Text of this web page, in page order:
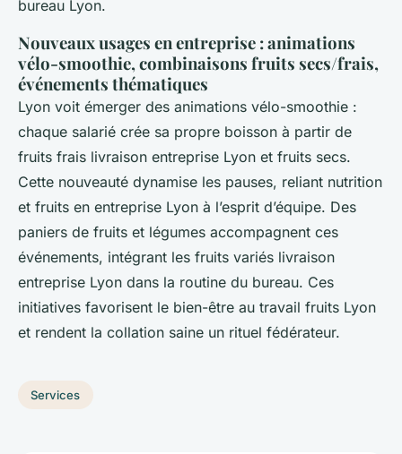
bureau Lyon.
Nouveaux usages en entreprise : animations
vélo-smoothie, combinaisons fruits secs/frais,
événements thématiques
Lyon voit émerger des animations vélo-smoothie :
chaque salarié crée sa propre boisson à partir de
fruits frais livraison entreprise Lyon et fruits secs.
Cette nouveauté dynamise les pauses, reliant nutrition
et fruits en entreprise Lyon à l’esprit d’équipe. Des
paniers de fruits et légumes accompagnent ces
événements, intégrant les fruits variés livraison
entreprise Lyon dans la routine du bureau. Ces
initiatives favorisent le bien-être au travail fruits Lyon
et rendent la collation saine un rituel fédérateur.
Services